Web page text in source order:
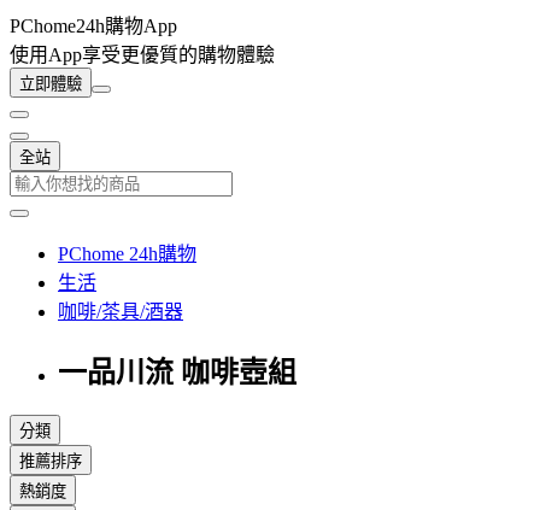
PChome24h購物App
使用App享受更優質的購物體驗
立即體驗
全站
PChome 24h購物
生活
咖啡/茶具/酒器
一品川流 咖啡壺組
分類
推薦排序
熱銷度